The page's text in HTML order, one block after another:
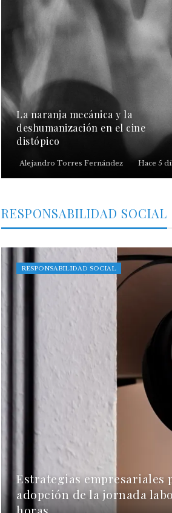
La naranja mecánica y la
deshumanización en el cine
distópico
Alejandro Torres Fernández Hace 5
RESPONSABILIDAD SOCIAL
RESPONSABILIDAD SOCIAL
Estrategias empresariales
adopción de la jornada